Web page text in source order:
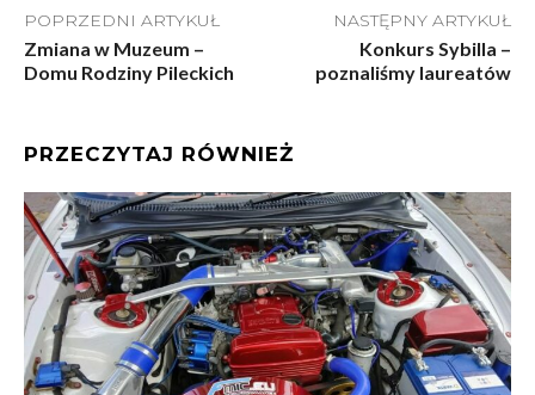
POPRZEDNI ARTYKUŁ
Zmiana w Muzeum –
Domu Rodziny Pileckich
NASTĘPNY ARTYKUŁ
Konkurs Sybilla –
poznaliśmy laureatów
PRZECZYTAJ RÓWNIEŻ